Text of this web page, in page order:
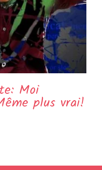
Moi
plus vrai!